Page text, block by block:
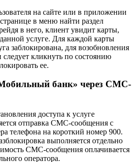
на сайте или в приложении
в меню найти раздел
в него, клиент увидит карты,
услуге. Для каждой карты
заблокирована, для возобновления
следует кликнуть по состоянию
ее.
банк» через СМС-
доступа к услуге
отправка СМС-сообщения с
телефона на короткий номер 900.
выполняется отдельно
СМС-сообщения оплачивается
оператора.